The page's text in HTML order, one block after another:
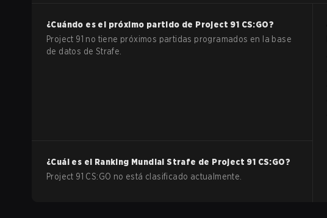
¿Cuándo es el próximo partido de Project 91 CS:GO?
Project 91 no tiene próximos partidas programados en la base
de datos de Strafe.
¿Cuál es el Ranking Mundial Strafe de Project 91 CS:GO?
Project 91 CS:GO no está clasificado actualmente.